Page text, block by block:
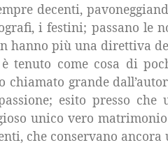
decenti,
i festini; passano le
hanno più una direttiva
tenuto come cosa di
chiamato grande
esito presso
unico vero
che conservano